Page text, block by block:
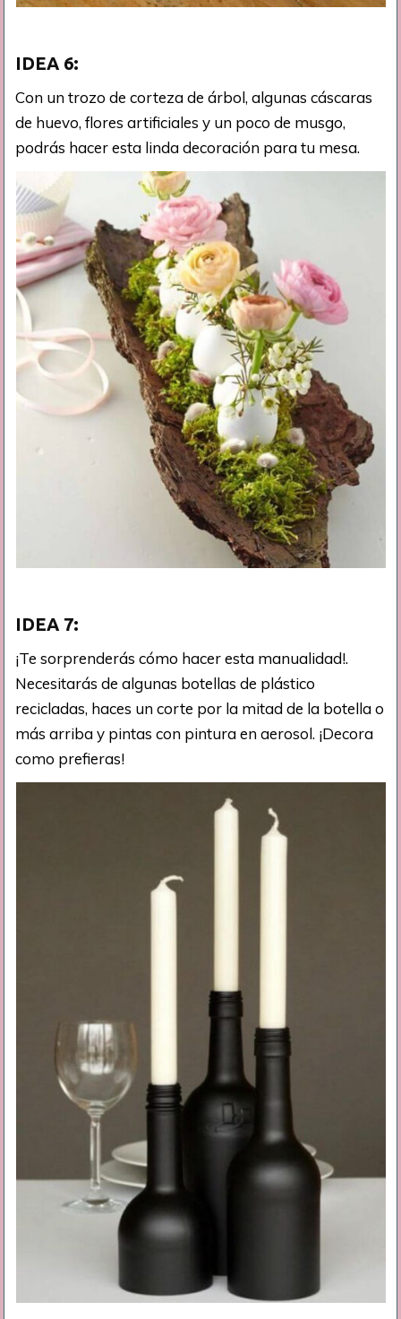
IDEA 6:
Con un trozo de corteza de árbol, algunas cáscaras
de huevo, flores artificiales y un poco de musgo,
podrás hacer esta linda decoración para tu mesa.
IDEA 7:
¡Te sorprenderás cómo hacer esta manualidad!.
Necesitarás de algunas botellas de plástico
recicladas, haces un corte por la mitad de la botella o
más arriba y pintas con pintura en aerosol. ¡Decora
como prefieras!